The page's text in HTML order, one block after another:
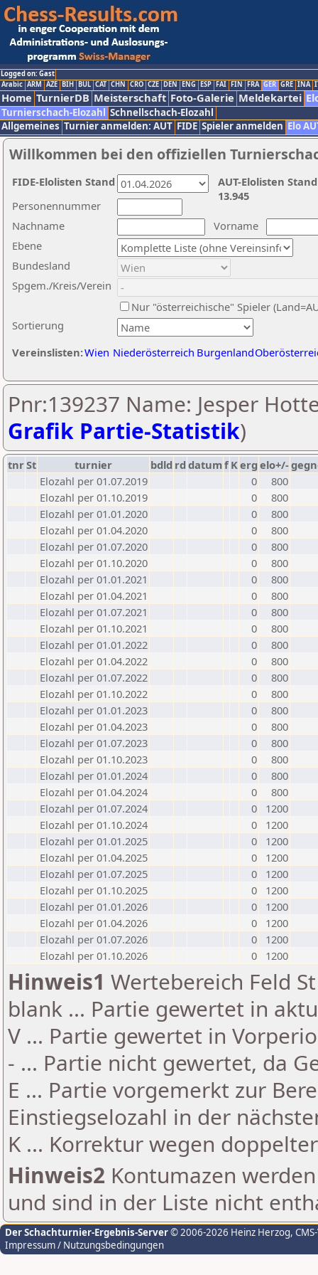
Logged on: Gast
Arabic ARM AZE BIH BUL CAT CHN CRO CZE DEN ENG ESP FAI FIN FRA GER GRE INA
Home TurnierDB Meisterschaft Foto-Galerie Meldekartei
Turnierschach-Elozahl Schnellschach-Elozahl
Allgemeines Turnier anmelden: AUT FIDE Spieler anmelden Elo
Willkommen bei den offiziellen
Nachname
Vorname
Ebene
Sortierung
Personennummer
Bundesland
Spgem./Kreis/Verein
Nur "österreichische" Spieler
Vereinslisten:Wien Niederösterreich Burgenland
AUT-Elolisten
13.945
FIDE-Elolisten Stand
Pnr:139237 Name: Jesper
Grafik Partie-Statistik)
tnrSt turnier bdld rd datumf Kerg elo+/-
Elozahl per 01.07.2019
0
800
Elozahl per 01.10.2019
0
800
Elozahl per 01.01.2020
0
800
Elozahl per 01.04.2020
0
800
Elozahl per 01.07.2020
0
800
Elozahl per 01.10.2020
0
800
Elozahl per 01.01.2021
0
800
Elozahl per 01.04.2021
0
800
Elozahl per 01.07.2021
0
800
Elozahl per 01.10.2021
0
800
Elozahl per 01.01.2022
0
800
Elozahl per 01.04.2022
0
800
Elozahl per 01.07.2022
0
800
Elozahl per 01.10.2022
0
800
Elozahl per 01.01.2023
0
800
Elozahl per 01.04.2023
0
800
Elozahl per 01.07.2023
0
800
Elozahl per 01.10.2023
0
800
Elozahl per 01.01.2024
0
800
Elozahl per 01.04.2024
0
800
Elozahl per 01.07.2024
0
1200
Elozahl per 01.10.2024
0
1200
Elozahl per 01.01.2025
0
1200
Elozahl per 01.04.2025
0
1200
Elozahl per 01.07.2025
0
1200
Elozahl per 01.10.2025
0
1200
Elozahl per 01.01.2026
0
1200
Elozahl per 01.04.2026
0
1200
Elozahl per 01.07.2026
0
1200
Elozahl per 01.10.2026
0 1200
Hinweis1 Wertebereich Feld
blank ... Partie gewertet in
V ... Partie gewertet in
- ... Partie nicht gewertet, da
E ... Partie vorgemerkt zur
Einstiegselozahl in der
K ... Korrektur wegen
Hinweis2 Kontumazen
und sind in der Liste nicht
Der Schachturnier-Ergebnis-Server© 2006-2026 Heinz Herzog,
Impressum / Nutzungsbedingungen